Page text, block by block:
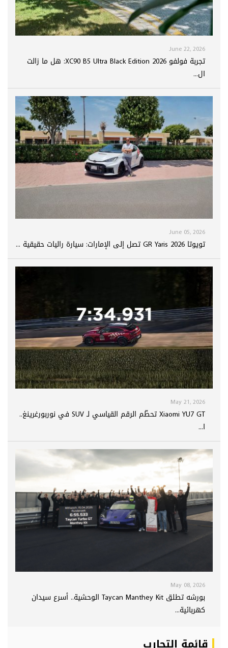
June 22, 2026
تجربة فولفو XC90 B5 Ultra Black Edition 2026: هل ما زالت
ال...
June 05, 2026
تويوتا GR Yaris 2026 تصل إلى الإمارات: سيارة راليات حقيقية ...
May 21, 2026
Xiaomi YU7 GT تحطّم الرقم القياسي لـ SUV في نوربورغرينغ..
ا...
May 08, 2026
بورشه تطلق Taycan Manthey Kit الوحشية.. أسرع سيدان
كهربائية...
قائمة التجارب